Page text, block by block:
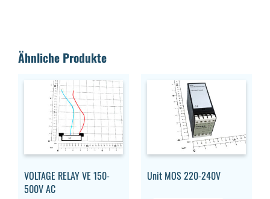
Ähnliche Produkte
VOLTAGE RELAY VE 150-
500V AC
Unit MOS 220-240V